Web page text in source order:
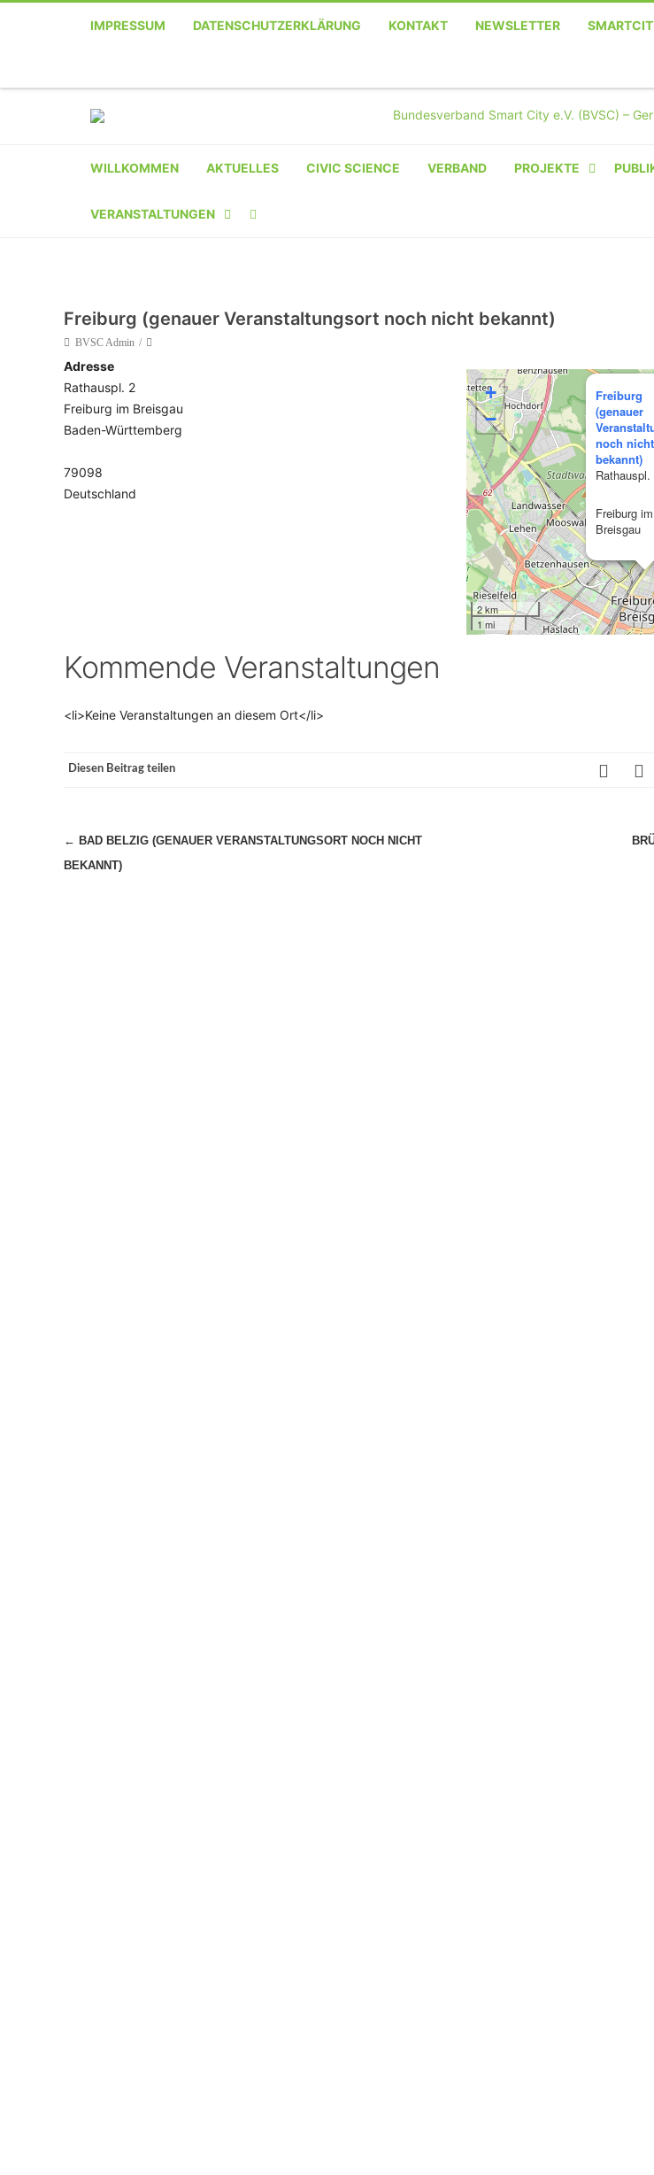
IMPRESSUM DATENSCHUTZERKLÄRUNG KONTAKT NEWSLETTER
WILLKOMMEN AKTUELLES CIVIC SCIENCE VERBAND PROJEKTE
BUILDINGS
SMART CHARITIES
SMART CITY
UPSCHOOLING
VERANSTALTUNGEN
REGISTRIERUNG
VERANSTALTUNG
EINREICHEN
VERANSTALTUNGSORTE
Freiburg (genauer Veranstaltungsort noch nicht bekannt)
BVSC Admin
Freiburg
(genauer
noch nicht
bekannt)
Rathauspl.
Freiburg im
Breisgau
+
−
2 km
1 mi
Adresse
Rathauspl. 2
Freiburg im Breisgau
Baden-Württemberg
79098
Deutschland
Kommende Veranstaltungen
<li>Keine Veranstaltungen an diesem Ort</li>
Diesen Beitrag teilen
Beitragsnavigation
← BAD BELZIG (GENAUER VERANSTALTUNGSORT NOCH NICHT
BEKANNT)